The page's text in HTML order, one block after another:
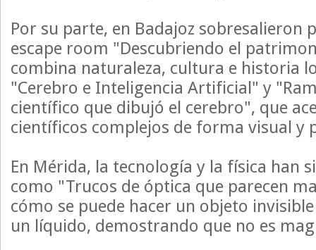
Por su parte, en Badajoz sobresalieron
escape room "Descubriendo el
combina naturaleza, cultura e historia
"Cerebro e Inteligencia Artificial" y
científico que dibujó el cerebro", que
científicos complejos de forma visual y
En Mérida, la tecnología y la física han
como "Trucos de óptica que parecen
cómo se puede hacer un objeto
un líquido, demostrando que no es